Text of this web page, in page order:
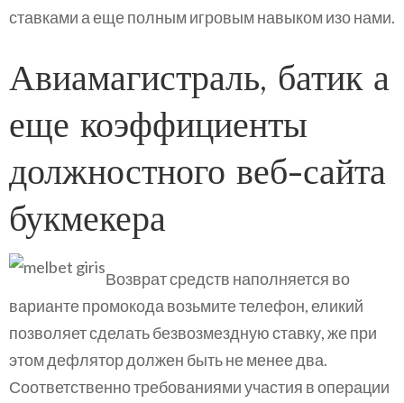
ставками а еще полным игровым навыком изо нами.
Авиамагистраль, батик а
еще коэффициенты
должностного веб-сайта
букмекера
Возврат средств наполняется во
варианте промокода возьмите телефон, еликий
позволяет сделать безвозмездную ставку, же при
этом дефлятор должен быть не менее два.
Соответственно требованиями участия в операции